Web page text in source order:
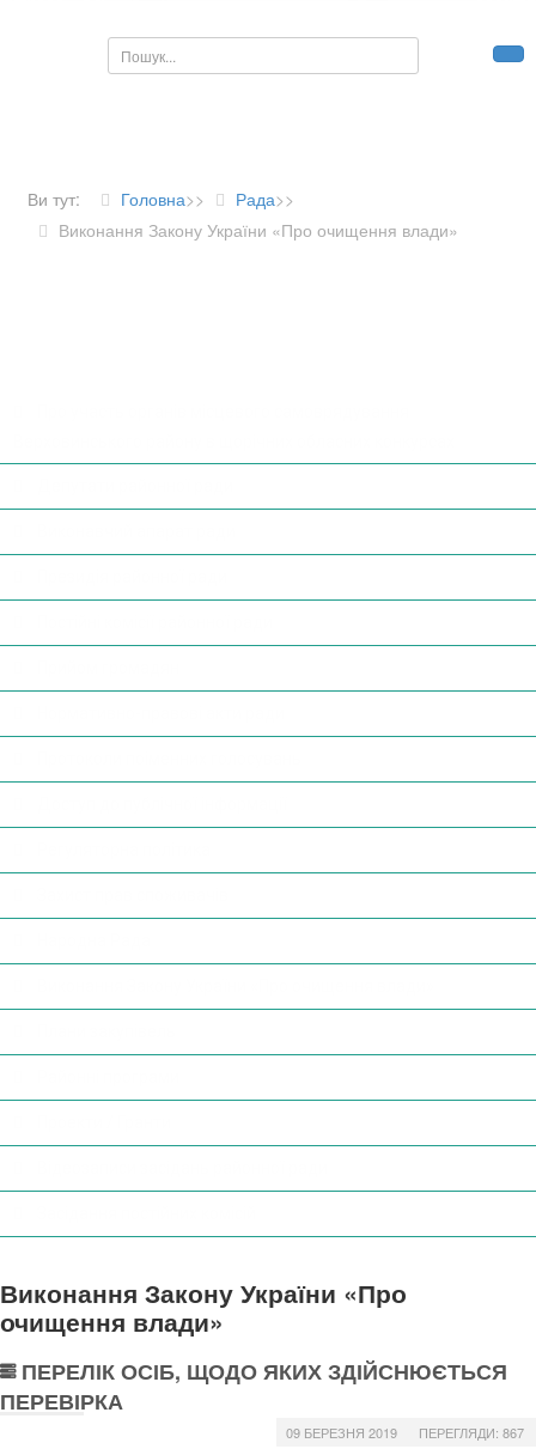
Ви тут: Головна>> Рада>>
Виконання Закону України «Про очищення влади»
Виконання Закону України «Про
очищення влади»
ПЕРЕЛІК ОСІБ, ЩОДО ЯКИХ ЗДІЙСНЮЄТЬСЯ
ПЕРЕВІРКА
09 БЕРЕЗНЯ 2019 ПЕРЕГЛЯДИ: 867